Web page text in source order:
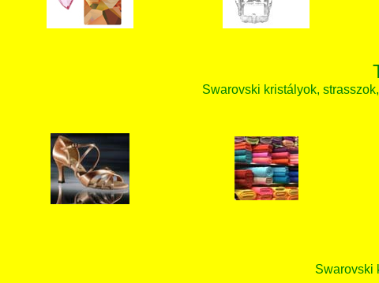
Swarovski kristályok,
Swarovski